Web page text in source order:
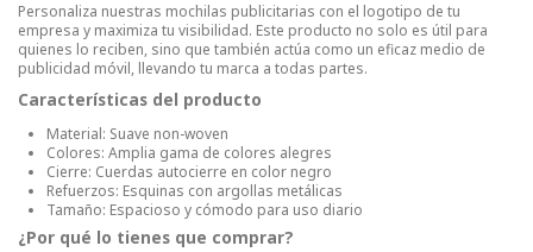
Personaliza nuestras mochilas publicitarias con el logotipo de tu
empresa y maximiza tu visibilidad. Este producto no solo es útil para
quienes lo reciben, sino que también actúa como un eficaz medio de
publicidad móvil, llevando tu marca a todas partes.
Características del producto
Material: Suave non-woven
Colores: Amplia gama de colores alegres
Cierre: Cuerdas autocierre en color negro
Refuerzos: Esquinas con argollas metálicas
Tamaño: Espacioso y cómodo para uso diario
¿Por qué lo tienes que comprar?